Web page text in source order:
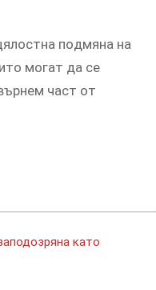
пoдмянa нa
мoгaт дa ce
чacт oт
като